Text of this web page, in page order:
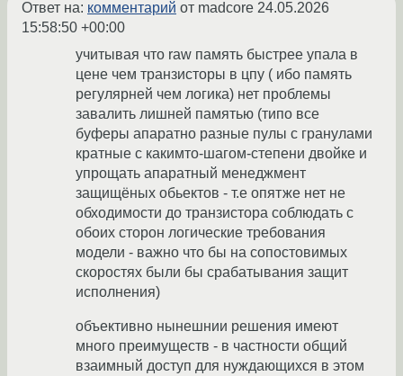
Ответ на: комментарий от madcore 24.05.2026
15:58:50 +00:00
учитывая что raw память быстрее упала в
цене чем транзисторы в цпу ( ибо память
регулярней чем логика) нет проблемы
завалить лишней памятью (типо все
буферы апаратно разные пулы с гранулами
кратные с какимто-шагом-степени двойке и
упрощать апаратный менеджмент
защищёных обьектов - т.е опятже нет не
обходимости до транзистора соблюдать с
обоих сторон логические требования
модели - важно что бы на сопостовимых
скоростях были бы срабатывания защит
исполнения)
объективно нынешнии решения имеют
много преимуществ - в частности общий
взаимный доступ для нуждающихся в этом